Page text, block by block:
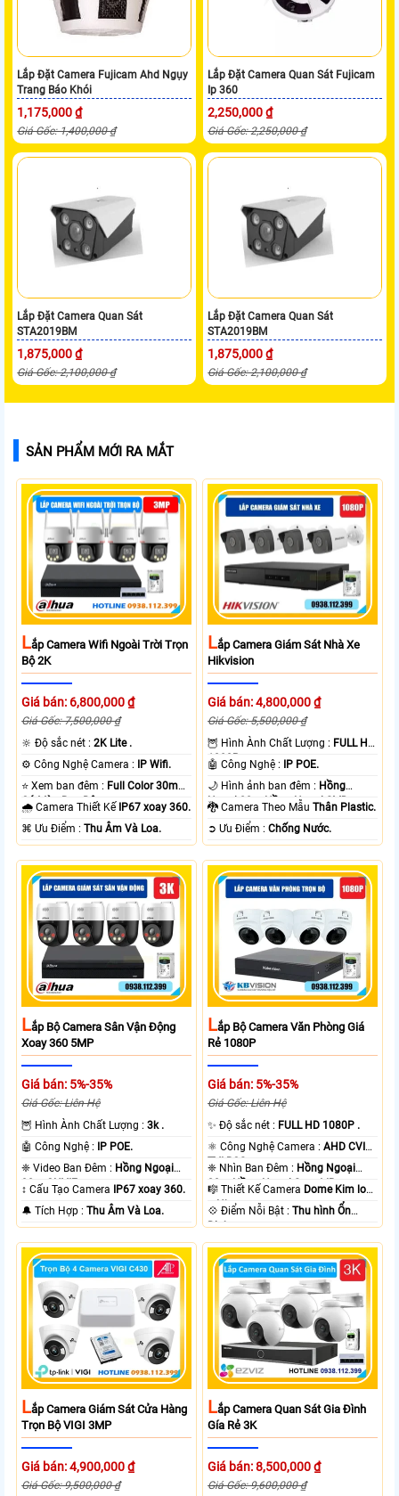
Lắp Đặt Camera Fujicam Ahd Ngụy
Trang Báo Khói
1,175,000 ₫
Giá Gốc: 1,400,000 ₫
Lắp Đặt Camera Quan Sát Fujicam
Ip 360
2,250,000 ₫
Giá Gốc: 2,250,000 ₫
Lắp Đặt Camera Quan Sát
STA2019BM
1,875,000 ₫
Giá Gốc: 2,100,000 ₫
Lắp Đặt Camera Quan Sát
STA2019BM
1,875,000 ₫
Giá Gốc: 2,100,000 ₫
SẢN PHẨM MỚI RA MẮT
LẮp Camera Wifi Ngoài Trời Trọn
Bộ 2K
Giá bán: 6,800,000 ₫
Giá Gốc: 7,500,000 ₫
🔆 Độ sắc nét :2K Lite .
⚙ Công Nghệ Camera :
IP Wifi.
⭐ Xem ban đêm : Full Color 30m
Có Màu Ban Ðêm.
🌧️ Camera Thiết Kế IP67 xoay 360.
️⌘ Ưu Điểm :Thu Âm Và Loa.
LẮp Camera Giám Sát Nhà Xe
Hikvision
Giá bán: 4,800,000 ₫
Giá Gốc: 5,500,000 ₫
🦉 Hình Ành Chất Lượng : FULL HD
1080P .
🤖️ Công Nghệ :
IP POE.
🌙 Hình ảnh ban đêm : Hồng
Ngoại 20m Hồng Ngoại SMD.
🐉️ Camera Theo MẫuThân Plastic.
️➲ Ưu Điểm :Chống Nước.
LẮp Bộ Camera Sân Vận Động
Xoay 360 5MP
Giá bán: 5%-35%
Giá Gốc: Liên Hệ
🦉 Hình Ành Chất Lượng :3k .
🤖️ Công Nghệ :
IP POE.
❈ Video Ban Đêm : Hồng Ngoại
30m ONVIF.
↕️ Cấu Tạo Camera
IP67 xoay 360.
️🔔 Tích Hợp :Thu Âm Và Loa.
LẮp Bộ Camera Văn Phòng Giá
Rẻ 1080P
Giá bán: 5%-35%
Giá Gốc: Liên Hệ
✨ Độ sắc nét : FULL HD 1080P .
⚛️ Công Nghệ Camera :AHD CVI
TVI BCS.
❈ Nhìn Ban Đêm : Hồng Ngoại
20m Hồng Ngoại Smart IR.
🎼️ Thiết Kế Camera Dome Kim loại
+ Nhựa.
️💠 Điểm Nỗi Bật :Thu hình Ổn
Định.
LẮp Camera Giám Sát Cửa Hàng
Trọn Bộ VIGI 3MP
Giá bán: 4,900,000 ₫
Giá Gốc: 9,500,000 ₫
LẮp Camera Quan Sát Gia Đình
Gía Rẻ 3K
Giá bán: 8,500,000 ₫
Giá Gốc: 9,600,000 ₫